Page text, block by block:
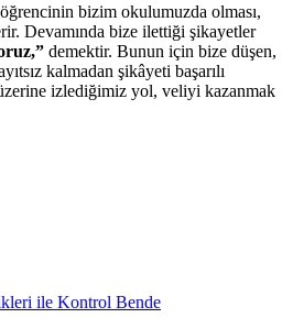
bizim okulumuzda olması,
Devamında bize ilettiği şikayetler
demektir. Bunun için bize düşen,
kalmadan şikâyeti başarılı
izlediğimiz yol, veliyi kazanmak
ile Kontrol Bende